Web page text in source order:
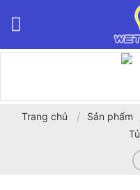
Trang chủ / Sản phẩm